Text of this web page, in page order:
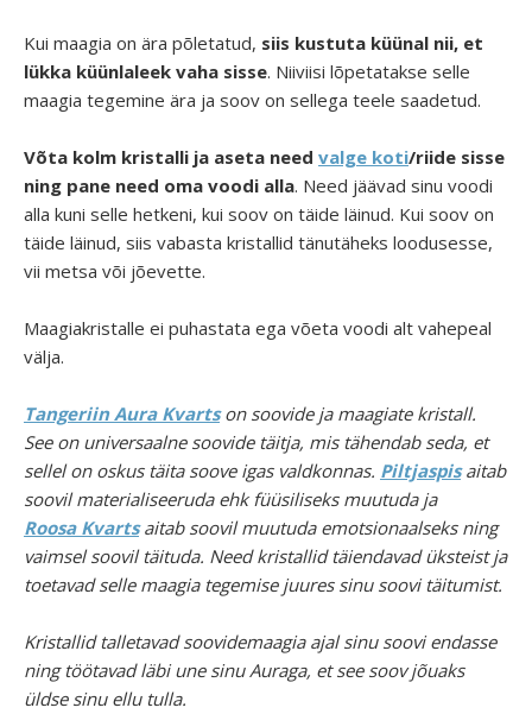
Kui maagia on ära põletatud, siis kustuta küünal nii, et
lükka küünlaleek vaha sisse. Niiviisi lõpetatakse selle
maagia tegemine ära ja soov on sellega teele saadetud.
Võta kolm kristalli ja aseta need valge koti/riide sisse
ning pane need oma voodi alla. Need jäävad sinu voodi
alla kuni selle hetkeni, kui soov on täide läinud. Kui soov on
täide läinud, siis vabasta kristallid tänutäheks loodusesse,
vii metsa või jõevette.
Maagiakristalle ei puhastata ega võeta voodi alt vahepeal
välja.
Tangeriin Aura Kvartson soovide ja maagiate kristall.
See on universaalne soovide täitja, mis tähendab seda, et
sellel on oskus täita soove igas valdkonnas. Piltjaspis aitab
soovil materialiseeruda ehk füüsiliseks muutuda ja
Roosa Kvartsaitab soovil muutuda emotsionaalseks ning
vaimsel soovil täituda. Need kristallid täiendavad üksteist ja
toetavad selle maagia tegemise juures sinu soovi täitumist.
Kristallid talletavad soovidemaagia ajal sinu soovi endasse
ning töötavad läbi une sinu Auraga, et see soov jõuaks
üldse sinu ellu tulla.